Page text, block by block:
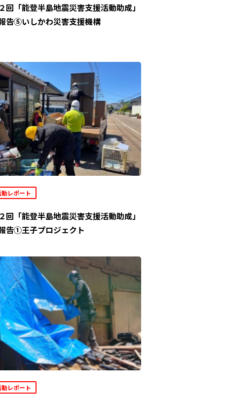
回「能登半島地震災害支援活動助成」
告⑤いしかわ災害支援機構
動レポート
回「能登半島地震災害支援活動助成」
告①王子プロジェクト
動レポート